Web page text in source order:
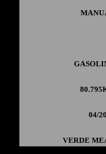
80.795
04/
VERDE